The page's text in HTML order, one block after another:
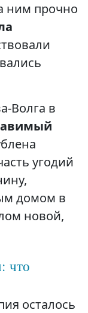
ним прочно
Волга в
угодий
домом в
новой,
что
осталось